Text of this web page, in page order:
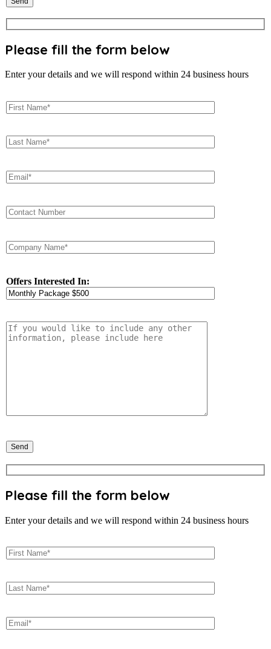
Please fill the form below
Enter your details and we will respond within 24 business hours
Offers Interested In:
Please fill the form below
Enter your details and we will respond within 24 business hours